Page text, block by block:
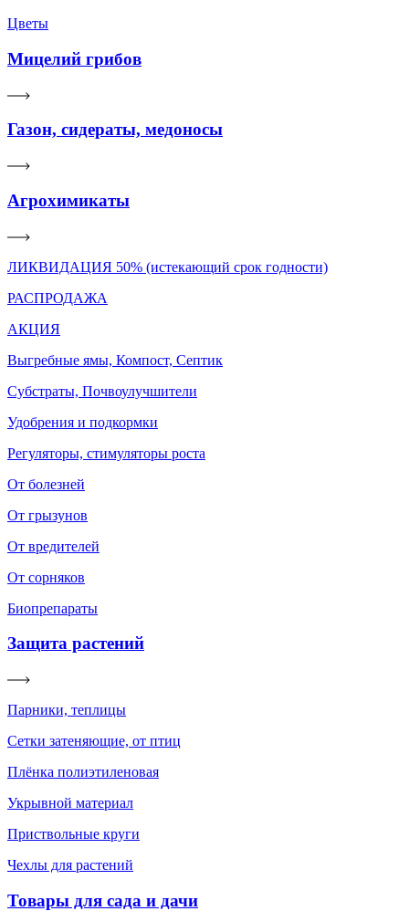
Цветы
Мицелий грибов
Газон, сидераты, медоносы
Агрохимикаты
ЛИКВИДАЦИЯ 50% (истекающий срок годности)
РАСПРОДАЖА
АКЦИЯ
Выгребные ямы, Компост, Септик
Субстраты, Почвоулучшители
Удобрения и подкормки
Регуляторы, стимуляторы роста
От болезней
От грызунов
От вредителей
От сорняков
Биопрепараты
Защита растений
Парники, теплицы
Сетки затеняющие, от птиц
Плёнка полиэтиленовая
Укрывной материал
Приствольные круги
Чехлы для растений
Товары для сада и дачи